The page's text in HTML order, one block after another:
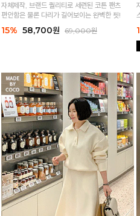
자체제작, 브랜드 퀄리티로 세련된 코튼 팬츠
편안함은 물론 다리가 길어보이는 완벽한 핏!
15% 58,700원 69,000원